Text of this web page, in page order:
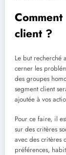
client ?
Le but recherché
cerner les
des groupes
segment client
ajoutée à vos
Pour ce faire, il
sur des critères
avec des critères
préférences,